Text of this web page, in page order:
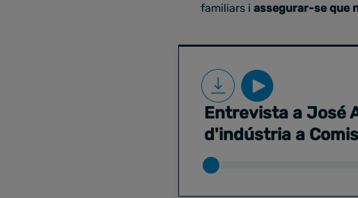
familiars i assegurar-se que
Entrevista a José
d'indústria a